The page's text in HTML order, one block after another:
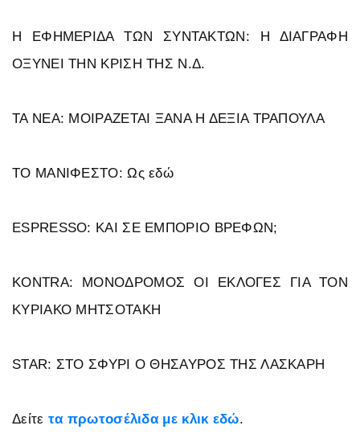
Η ΕΦΗΜΕΡΙΔΑ ΤΩΝ ΣΥΝΤΑΚΤΩΝ: Η ΔΙΑΓΡΑΦΗ
ΟΞΥΝΕΙ ΤΗΝ ΚΡΙΣΗ ΤΗΣ Ν.Δ.
ΤΑ ΝΕΑ: ΜΟΙΡΑΖΕΤΑΙ ΞΑΝΑ Η ΔΕΞΙΑ ΤΡΑΠΟΥΛΑ
ΤΟ ΜΑΝΙΦΕΣΤΟ: Ως εδώ
ESPRESSO: ΚΑΙ ΣΕ ΕΜΠΟΡΙΟ ΒΡΕΦΩΝ;
KONTRA: ΜΟΝΟΔΡΟΜΟΣ ΟΙ ΕΚΛΟΓΕΣ ΓΙΑ ΤΟΝ
ΚΥΡΙΑΚΟ ΜΗΤΣΟΤΑΚΗ
STAR: ΣΤΟ ΣΦΥΡΙ Ο ΘΗΣΑΥΡΟΣ ΤΗΣ ΛΑΣΚΑΡΗ
Δείτε τα πρωτοσέλιδα με κλικ εδώ.